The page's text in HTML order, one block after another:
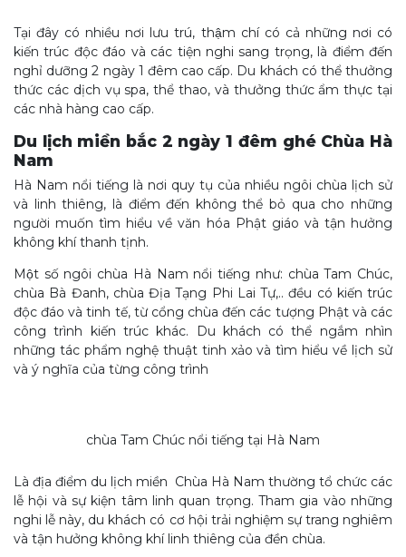
Tại đây có nhiều nơi lưu trú, thậm chí có cả những nơi có
kiến trúc độc đáo và các tiện nghi sang trọng, là điểm đến
nghỉ dưỡng 2 ngày 1 đêm cao cấp. Du khách có thể thưởng
thức các dịch vụ spa, thể thao, và thưởng thức ẩm thực tại
các nhà hàng cao cấp.
Du lịch miền bắc 2 ngày 1 đêm ghé Chùa Hà
Nam
Hà Nam nổi tiếng là nơi quy tụ của nhiều ngôi chùa lịch sử
và linh thiêng, là điểm đến không thể bỏ qua cho những
người muốn tìm hiểu về văn hóa Phật giáo và tận hưởng
không khí thanh tịnh.
Một số ngôi chùa Hà Nam nổi tiếng như: chùa Tam Chúc,
chùa Bà Đanh, chùa Địa Tạng Phi Lai Tự,.. đều có kiến trúc
độc đáo và tinh tế, từ cổng chùa đến các tượng Phật và các
công trình kiến trúc khác. Du khách có thể ngắm nhìn
những tác phẩm nghệ thuật tinh xảo và tìm hiểu về lịch sử
và ý nghĩa của từng công trình
chùa Tam Chúc nổi tiếng tại Hà Nam
Là địa điểm du lịch miền Chùa Hà Nam thường tổ chức các
lễ hội và sự kiện tâm linh quan trọng. Tham gia vào những
nghi lễ này, du khách có cơ hội trải nghiệm sự trang nghiêm
và tận hưởng không khí linh thiêng của đền chùa.